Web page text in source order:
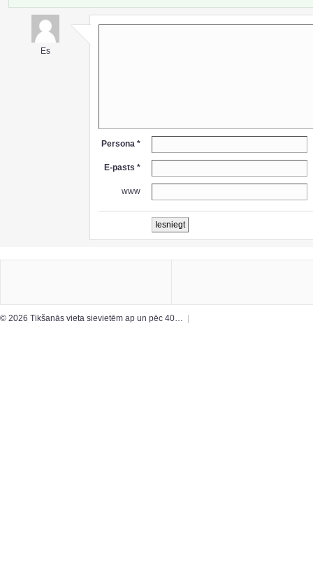
Es
Persona *
E-pasts *
www
© 2026 Tikšanās vieta sievietēm ap un pēc 40…